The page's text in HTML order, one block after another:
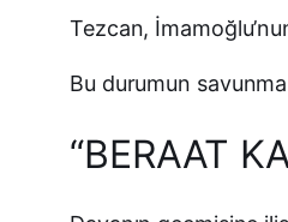
Tezcan,
Bu durumun
“BERAAT